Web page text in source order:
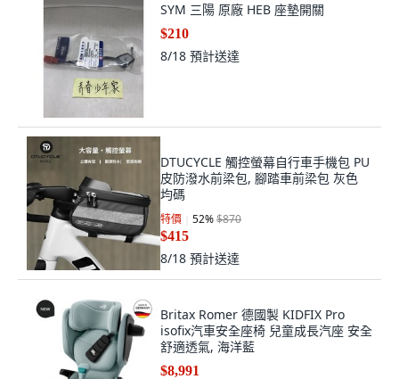
SYM 三陽 原廠 HEB 座墊開關
$210
8/18 預計送達
DTUCYCLE 觸控螢幕自行車手機包 PU
皮防潑水前梁包, 腳踏車前梁包 灰色
均碼
特價 52%$870
$415
8/18 預計送達
Britax Romer 德國製 KIDFIX Pro
isofix汽車安全座椅 兒童成長汽座 安全
舒適透氣, 海洋藍
$8,991